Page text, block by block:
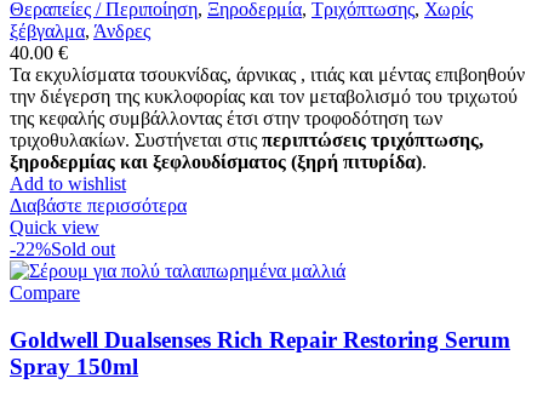
Θεραπείες / Περιποίηση, Ξηροδερμία, Τριχόπτωσης, Χωρίς
ξέβγαλμα, Άνδρες
40.00 €
Τα εκχυλίσματα τσουκνίδας, άρνικας , ιτιάς και μέντας επιβοηθούν
την διέγερση της κυκλοφορίας και τον μεταβολισμό του τριχωτού
της κεφαλής συμβάλλοντας έτσι στην τροφοδότηση των
τριχοθυλακίων. Συστήνεται στις περιπτώσεις τριχόπτωσης,
ξηροδερμίας και ξεφλουδίσματος (ξηρή πιτυρίδα).
Add to wishlist
Διαβάστε περισσότερα
Quick view
-22%Sold out
Compare
Goldwell Dualsenses Rich Repair Restoring Serum
Spray 150ml